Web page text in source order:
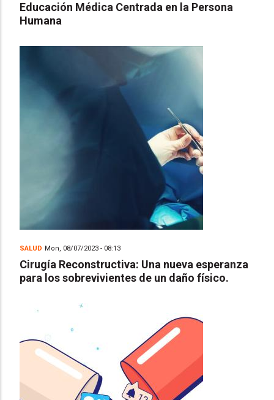
Educación Médica Centrada en la Persona
Humana
SALUD Mon, 08/07/2023 - 08:13
Cirugía Reconstructiva: Una nueva esperanza
para los sobrevivientes de un daño físico.